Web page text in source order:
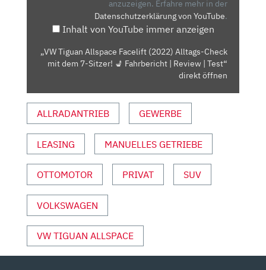
DEM
FAHRBERICHT
REVIEW
VON
YOUTUBE
ANZEIGEN
anzuzeigen. Erfahre mehr in der
Datenschutzerklärung von YouTube.
Inhalt von YouTube immer anzeigen
„VW Tiguan Allspace Facelift (2022) Alltags-Check
mit dem 7-Sitzer! 💺 Fahrbericht | Review | Test“
direkt öffnen
ALLRADANTRIEB GEWERBE
LEASING MANUELLES GETRIEBE
OTTOMOTOR PRIVAT SUV
VOLKSWAGEN
VW TIGUAN ALLSPACE